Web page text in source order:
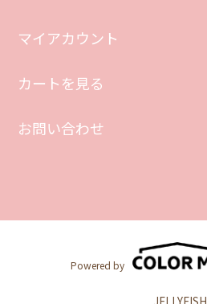
マイアカウント
カートを見る
お問い合わせ
JELLYFISH
Powered by